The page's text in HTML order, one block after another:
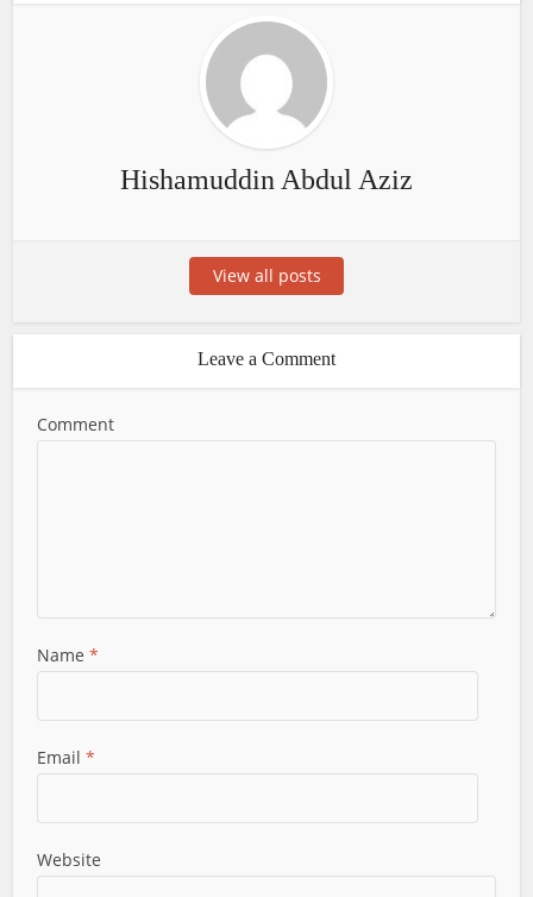
Hishamuddin Abdul Aziz
View all posts
Leave a Comment
Comment
Name*
Email*
Website